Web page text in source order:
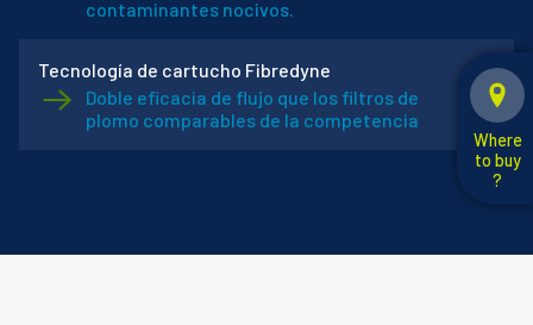
contaminantes nocivos.
Tecnología de cartucho Fibredyne
Doble eficacia de flujo que los filtros de
plomo comparables de la competencia
Where
to buy
?